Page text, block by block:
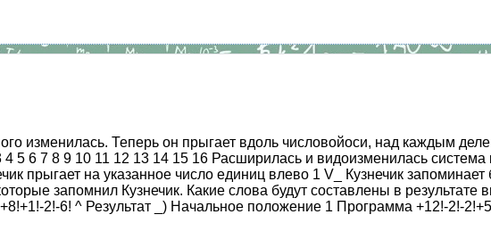
изменилась. Теперь он прыгает вдоль числовойоси, над каждым
6 7 8 9 10 11 12 13 14 15 16 Расширилась и видоизменилась система
прыгает на указанное число единиц влево 1 V_ Кузнечик запоминает
запомнил Кузнечик. Какие слова будут составлены в результате
2!-6! ^ Результат _) Начальное положение 1 Программа +12!-2!-